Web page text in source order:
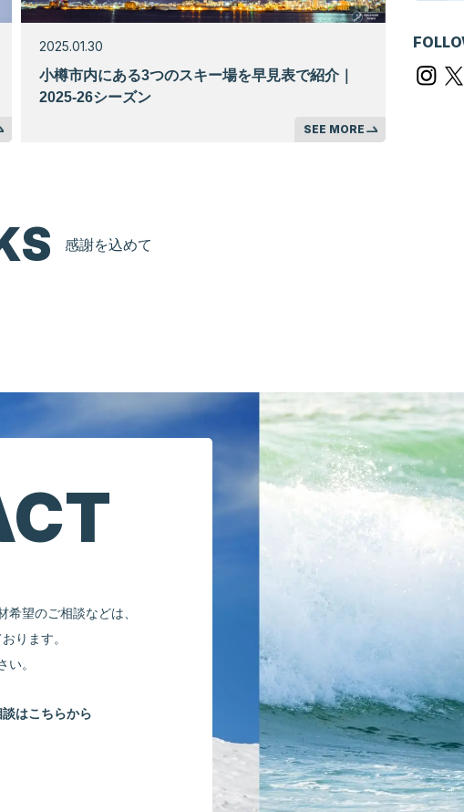
2025.01.30
小樽市内にある3つのスキー場を早見表で紹介｜
2025-26シーズン
SEE MORE
感謝を込めて
望のご相談などは、
ります。
い。
はこちらから